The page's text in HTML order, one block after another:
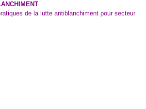
de la lutte antiblanchiment pour secteur